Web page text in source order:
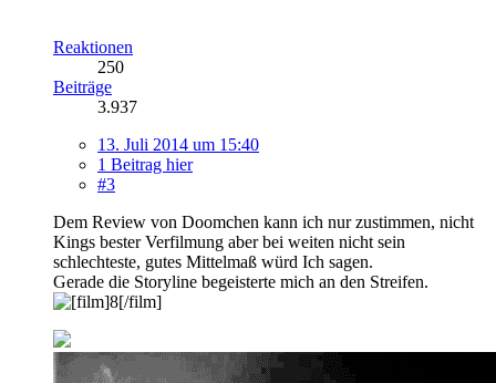
Reaktionen
250
Beiträge
3.937
13. Juli 2014 um 15:40
1 Beitrag hier
#3
Dem Review von Doomchen kann ich nur zustimmen, nicht
Kings bester Verfilmung aber bei weiten nicht sein
schlechteste, gutes Mittelmaß würd Ich sagen.
Gerade die Storyline begeisterte mich an den Streifen.